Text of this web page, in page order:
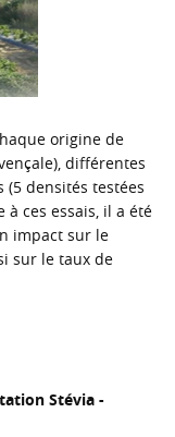
origine de
différentes
(5 densités testées
à ces essais, il a été
impact sur le
sur le taux de
Stévia -